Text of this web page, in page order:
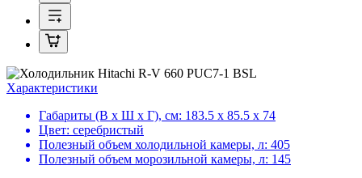
Характеристики
Габариты (В х Ш х Г), см: 183.5 х 85.5 х 74
Цвет: серебристый
Полезный объем холодильной камеры, л: 405
Полезный объем морозильной камеры, л: 145